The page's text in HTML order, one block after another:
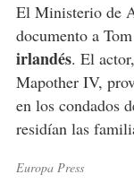
El Ministerio de
documento a
irlandés. El
Mapother IV,
en los condados
residían las
Europa Press